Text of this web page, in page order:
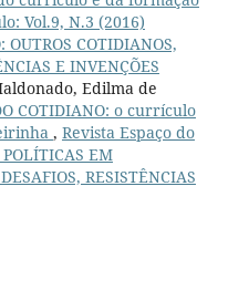
Vol.9, N.3 (2016)
OUTROS COTIDIANOS,
E INVENÇÕES
Edilma de
COTIDIANO: o currículo
, Revista Espaço do
EM
RESISTÊNCIAS